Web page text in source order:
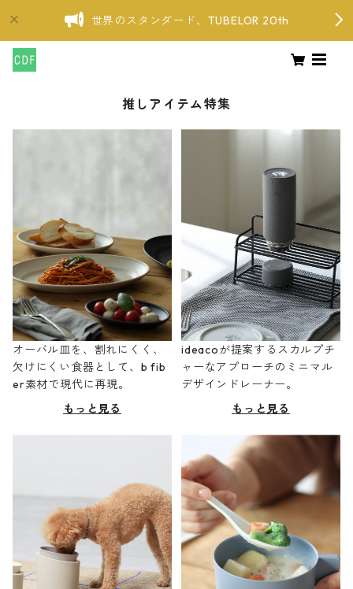
世界のスタンダード、TUBELOR 20th
推しアイテム特集
オーバル皿を、割れにくく、
欠けにくい食器として、b fib
er素材で現代に再現。
もっと見る
ideacoが提案するスカルプチ
ャーなアプローチのミニマル
デザインドレーナー。
もっと見る